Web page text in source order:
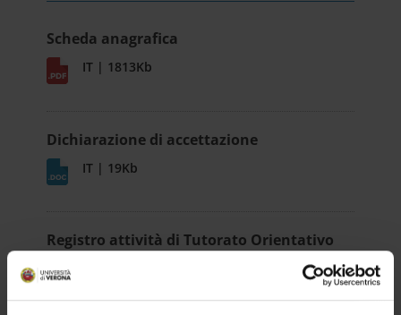
Scheda anagrafica
IT | 1813Kb
Dichiarazione di accettazione
IT | 19Kb
Registro attività di Tutorato Orientativo